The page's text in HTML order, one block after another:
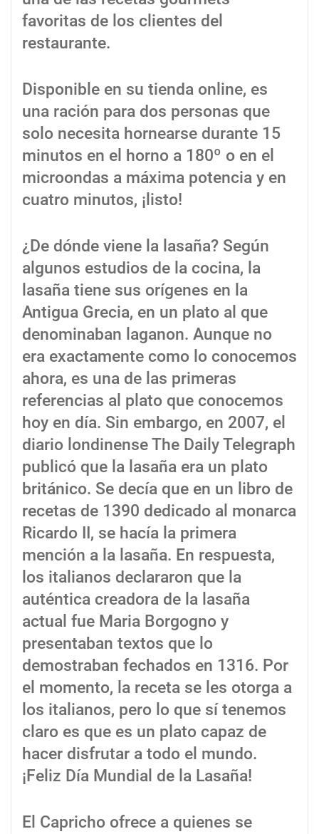
favoritas de los clientes del
restaurante.
Disponible en su tienda online, es
una ración para dos personas que
solo necesita hornearse durante 15
minutos en el horno a 180º o en el
microondas a máxima potencia y en
cuatro minutos, ¡listo!
¿De dónde viene la lasaña? Según
algunos estudios de la cocina, la
lasaña tiene sus orígenes en la
Antigua Grecia, en un plato al que
denominaban laganon. Aunque no
era exactamente como lo conocemos
ahora, es una de las primeras
referencias al plato que conocemos
hoy en día. Sin embargo, en 2007, el
diario londinense The Daily Telegraph
publicó que la lasaña era un plato
británico. Se decía que en un libro de
recetas de 1390 dedicado al monarca
Ricardo II, se hacía la primera
mención a la lasaña. En respuesta,
los italianos declararon que la
auténtica creadora de la lasaña
actual fue Maria Borgogno y
presentaban textos que lo
demostraban fechados en 1316. Por
el momento, la receta se les otorga a
los italianos, pero lo que sí tenemos
claro es que es un plato capaz de
hacer disfrutar a todo el mundo.
¡Feliz Día Mundial de la Lasaña!
El Capricho ofrece a quienes se